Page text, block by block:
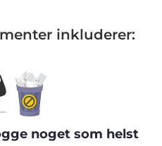
inkluderer:
noget som helst